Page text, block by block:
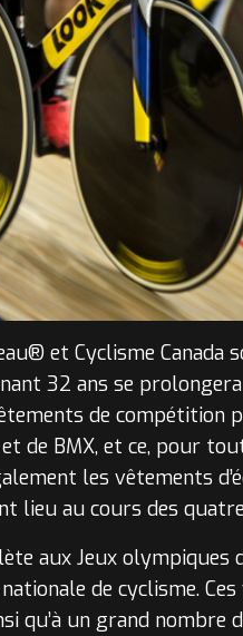
et Cyclisme Canada
32 ans se prolongera
de compétition
de BMX, et ce, pour
les vêtements
lieu au cours des
aux Jeux olympiques
de cyclisme.
qu’à un grand nombre